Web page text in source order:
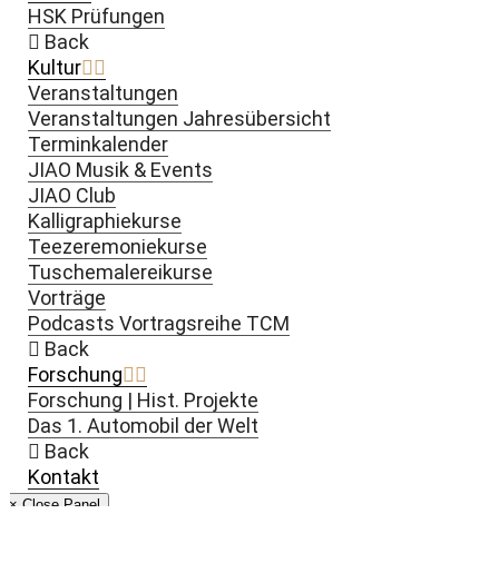
HSK Prüfungen
Back
Kultur
Veranstaltungen
Veranstaltungen Jahresübersicht
Terminkalender
JIAO Musik & Events
JIAO Club
Kalligraphiekurse
Teezeremoniekurse
Tuschemalereikurse
Vorträge
Podcasts Vortragsreihe TCM
Back
Forschung
Forschung | Hist. Projekte
Das 1. Automobil der Welt
Back
Kontakt
× Close Panel